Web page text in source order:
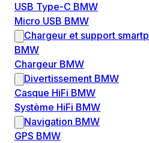
USB Type-C BMW
Micro USB BMW
Chargeur et support
BMW
Chargeur BMW
Divertissement BMW
Casque HiFi BMW
Système HiFi BMW
Navigation BMW
GPS BMW